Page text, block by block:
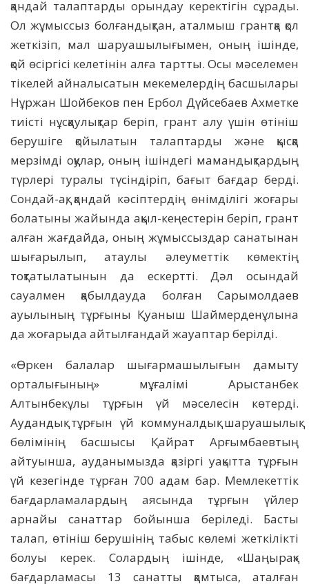
қандай талаптарды орындау керектігін сұрады.
Ол жұмыссыз болғандықтан, аталмыш грантқа қол
жеткізіп, мал шаруашылығымен, оның ішінде,
қой өсіргісі келетінін алға тартты. Осы мәселемен
тікелей айналысатын мекемелердің басшылары
Нұржан Шойбеков пен Ербол Дүйсебаев Ахметке
тиісті нұсқаулықтар беріп, грант алу үшін өтініш
берушіге қойылатын талаптарды және қысқа
мерзімді оқулар, оның ішіндегі мамандықтардың
түрлері туралы түсіндіріп, бағыт бағдар берді.
Сондай-ақ, қандай кәсіптердің өнімділігі жоғары
болатыны жайында ақыл-кеңестерін беріп, грант
алған жағдайда, оның жұмыссыздар санатынан
шығарылып, атаулы әлеуметтік көмектің
тоқтатылатынын да ескертті. Дәл осындай
сауалмен қабылдауда болған Сарымолдаев
ауылының тұрғыны Қуаныш Шаймерденұлына
да жоғарыда айтылғандай жауаптар берілді.
«Өркен балалар шығармашылығын дамыту
орталығының» мұғалімі Арыстанбек
Алтынбекұлы тұрғын үй мәселесін көтерді.
Аудандық тұрғын үй коммуналдық шаруашылық
бөлімінің басшысы Қайрат Арғымбаевтың
айтуынша, ауданымызда қазіргі уақытта тұрғын
үй кезегінде тұрған 700 адам бар. Мемлекеттік
бағдарламалардың аясында тұрғын үйлер
арнайы санаттар бойынша беріледі. Басты
талап, өтініш берушінің табыс көлемі жеткілікті
болуы керек. Солардың ішінде, «Шаңырақ»
бағдарламасы 13 санатты қамтыса, аталған